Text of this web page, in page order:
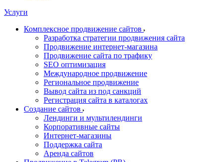
Услуги
Комплексное продвижение сайтов
Разработка стратегии продвижения сайта
Продвижение интернет-магазина
Продвижение сайта по трафику
SEO оптимизация
Международное продвижение
Региональное продвижение
Вывод сайта из под санкций
Регистрация сайта в каталогах
Создание сайтов
Лендинги и мультилендинги
Корпоративные сайты
Интернет-магазины
Поддержка сайта
Аренда сайтов